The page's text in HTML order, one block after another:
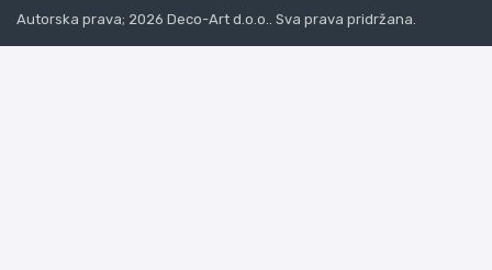
Autorska prava; 2026 Deco-Art d.o.o.. Sva prava pridržana.